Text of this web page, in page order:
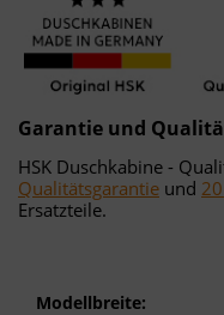
Garantie und
HSK Duschkabine -
Qualitätsgarantie und
Ersatzteile.
Modellbreite: